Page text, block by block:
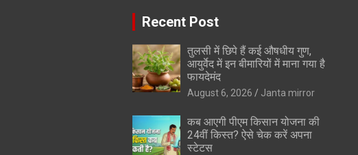
Recent Post
तुलसी में छिपे हैं कई औषधीय गुण,
आयुर्वेद में इन बीमारियों में माना गया है
फायदेमंद
August 6, 2026 Janta mirror
कब आएगी पीएम किसान योजना की
24वीं किस्त? ऐसे चेक करें अपना
स्टेटस